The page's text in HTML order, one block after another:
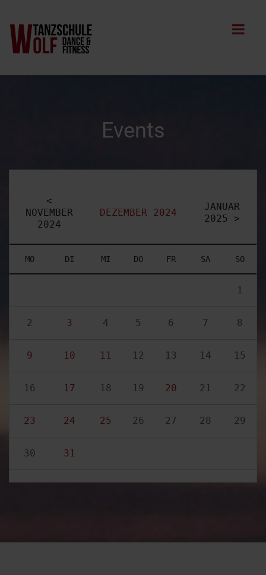
Events
<
NOVEMBER
2024
DEZEMBER 2024
JANUAR
2025 >
MO DI MI DO FR SA SO
1
2 3 4 5 6 7 8
9 10 11 12 13 14 15
16 17 18 19 20 21 22
23 24 25 26 27 28 29
30 31